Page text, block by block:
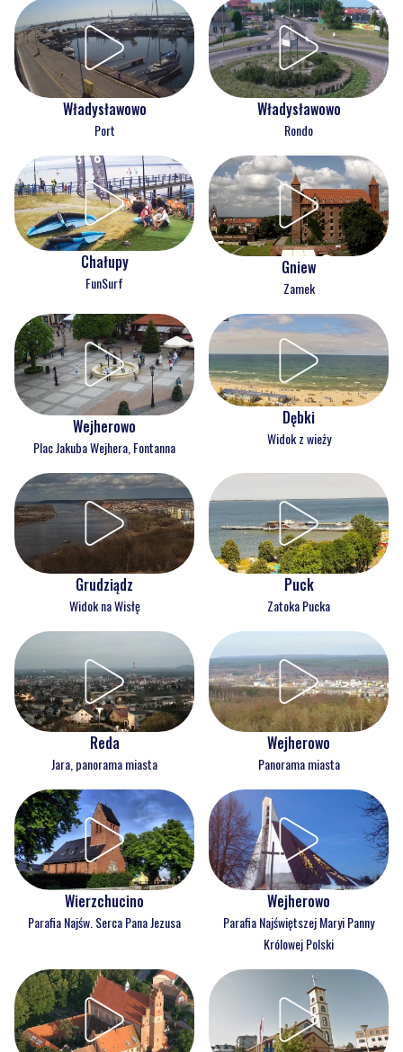
Władysławowo
Port
Władysławowo
Rondo
Chałupy
FunSurf
Gniew
Zamek
Wejherowo
Plac Jakuba Wejhera, Fontanna
Dębki
Widok z wieży
Grudziądz
Widok na Wisłę
Puck
Zatoka Pucka
Reda
Jara, panorama miasta
Wejherowo
Panorama miasta
Wierzchucino
Parafia Najśw. Serca Pana Jezusa
Wejherowo
Parafia Najświętszej Maryi Panny
Królowej Polski